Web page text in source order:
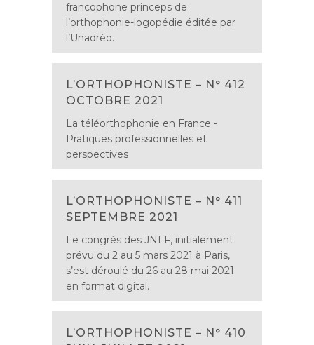
francophone princeps de
l’orthophonie-logopédie éditée par
l’Unadréo.
L’ORTHOPHONISTE – N° 412
OCTOBRE 2021
La téléorthophonie en France -
Pratiques professionnelles et
perspectives
L’ORTHOPHONISTE – N° 411
SEPTEMBRE 2021
Le congrès des JNLF, initialement
prévu du 2 au 5 mars 2021 à Paris,
s’est déroulé du 26 au 28 mai 2021
en format digital.
L’ORTHOPHONISTE – N° 410